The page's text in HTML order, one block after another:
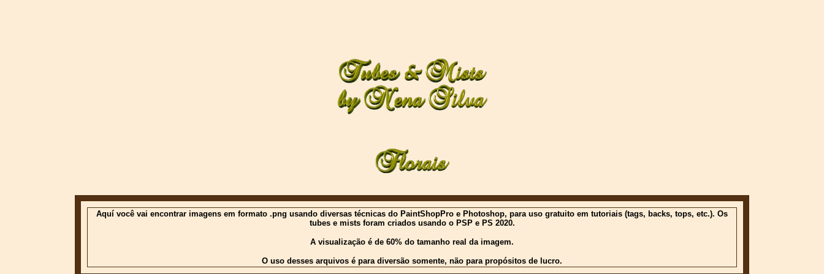
Aquí você vai encontrar imagens em formato .png usando diversas técnicas do PaintShopPro e Photoshop, para uso gratuito em tutoriais (tags, backs, tops, etc.). Os
tubes e mists foram criados usando o PSP e PS 2020.
A visualização é de 60% do tamanho real da imagem.
O uso desses arquivos é para diversão somente, não para propósitos de lucro.